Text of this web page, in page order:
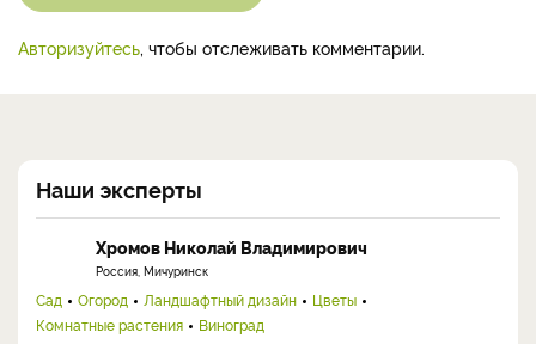
Авторизуйтесь, чтобы отслеживать комментарии.
Наши эксперты
Хромов Николай Владимирович
Россия, Мичуринск
Сад Огород Ландшафтный дизайн
Цветы
Комнатные растения
Виноград